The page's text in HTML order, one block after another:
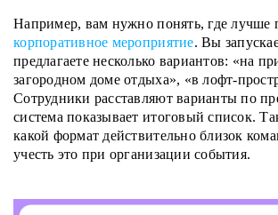
Например, вам нужно понять, где лучше
корпоративное мероприятие. Вы
предлагаете несколько вариантов: «на
загородном доме отдыха», «в лофт-
Сотрудники расставляют варианты по
система показывает итоговый список.
какой формат действительно близок
учесть это при организации события.